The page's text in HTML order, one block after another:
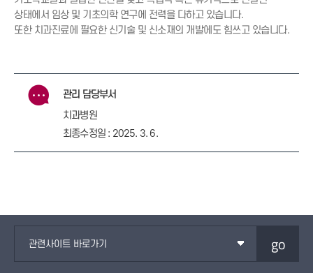
상태에서 임상 및 기초의학 연구에 전력을 다하고 있습니다.
또한 치과진료에 필요한 신기술 및 신소재의 개발에도 힘쓰고 있습니다.
관리 담당부서
치과병원
최종수정일 : 2025. 3. 6.
관련사이트 바로가기 go